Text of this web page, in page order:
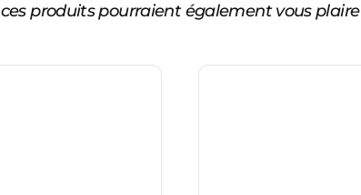
ces produits pourraient également vous plaire